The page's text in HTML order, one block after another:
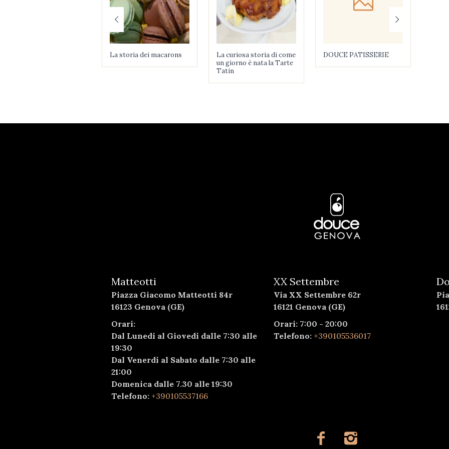
La storia dei macarons
La curiosa storia di come
un giorno è nata la Tarte
Tatin
DOUCE PATISSERIE
Matteotti
Piazza Giacomo Matteotti 84r
16123 Genova (GE)
Orari:
Dal Lunedi al Giovedi dalle 7:30 alle
19:30
Dal Venerdi al Sabato dalle 7:30 alle
21:00
Domenica dalle 7.30 alle 19:30
Telefono: +390105537166
XX Settembre
Via XX Settembre 62r
16121 Genova (GE)
Orari: 7:00 - 20:00
Telefono: +390105536017